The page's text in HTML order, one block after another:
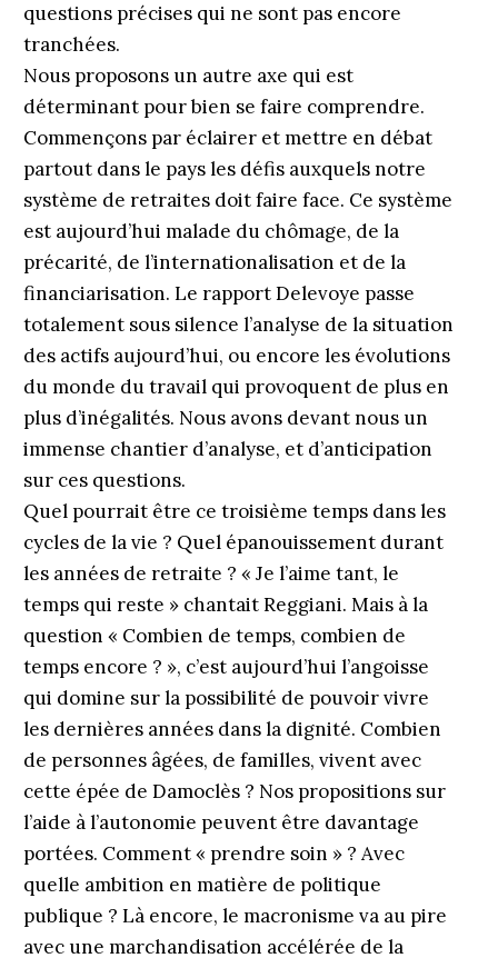
questions précises qui ne sont pas encore
tranchées.
Nous proposons un autre axe qui est
déterminant pour bien se faire comprendre.
Commençons par éclairer et mettre en débat
partout dans le pays les défis auxquels notre
système de retraites doit faire face. Ce système
est aujourd’hui malade du chômage, de la
précarité, de l’internationalisation et de la
financiarisation. Le rapport Delevoye passe
totalement sous silence l’analyse de la situation
des actifs aujourd’hui, ou encore les évolutions
du monde du travail qui provoquent de plus en
plus d’inégalités. Nous avons devant nous un
immense chantier d’analyse, et d’anticipation
sur ces questions.
Quel pourrait être ce troisième temps dans les
cycles de la vie ? Quel épanouissement durant
les années de retraite ? « Je l’aime tant, le
temps qui reste » chantait Reggiani. Mais à la
question « Combien de temps, combien de
temps encore ? », c’est aujourd’hui l’angoisse
qui domine sur la possibilité de pouvoir vivre
les dernières années dans la dignité. Combien
de personnes âgées, de familles, vivent avec
cette épée de Damoclès ? Nos propositions sur
l’aide à l’autonomie peuvent être davantage
portées. Comment « prendre soin » ? Avec
quelle ambition en matière de politique
publique ? Là encore, le macronisme va au pire
avec une marchandisation accélérée de la